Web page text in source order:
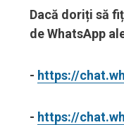
Dacă doriți să
de WhatsApp
- https://
- https://